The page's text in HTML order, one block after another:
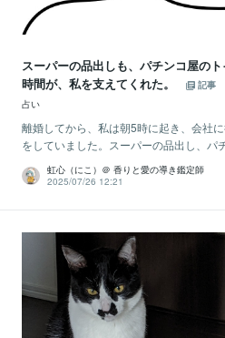
スーパーの品出しも、パチンコ屋の
時間が、私を支えてくれた。
記事
占い
離婚してから、私は朝5時に起き、会社
をしていました。スーパーの品出し、パ
虹心（にこ）＠ 香りと愛の導き鑑定師
2025/07/26 12:21